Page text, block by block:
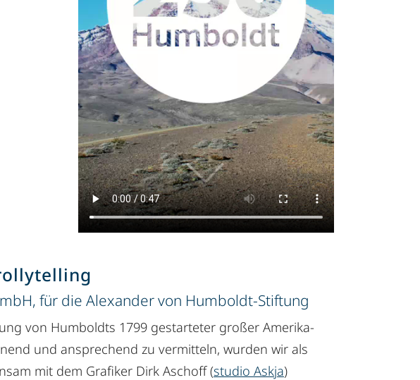
für die Alexander von Humboldt-Stiftung
von Humboldts 1799 gestarteter großer Amerika-
und ansprechend zu vermitteln, wurden wir als
mit dem Grafiker Dirk Aschoff (studio Askja)